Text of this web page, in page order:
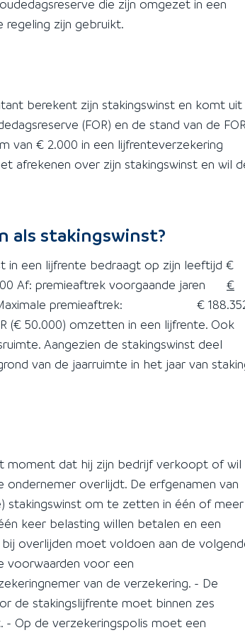
die zijn omgezet in een
regeling zijn gebruikt.
berekent zijn stakingswinst en komt uit
(FOR) en de stand van de FOR
van € 2.000 in een lijfrenteverzekering
afrekenen over zijn stakingswinst en wil
als stakingswinst?
in een lijfrente bedraagt op zijn leeftijd €
premieaftrek voorgaande jaren €
€
(€ 50.000) omzetten in een lijfrente. Ook
Aangezien de stakingswinst deel
van de jaarruimte in het jaar van
moment dat hij zijn bedrijf verkoopt of wil
overlijdt. De erfgenamen van
stakingswinst om te zetten in één of meer
keer belasting willen betalen en een
overlijden moet voldoen aan de
voorwaarden voor een
van de verzekering. - De
de stakingslijfrente moet binnen zes
- Op de verzekeringspolis moet een